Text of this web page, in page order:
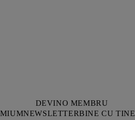
DEVINO MEMBRU
NEWSLETTERBINE CU TINE